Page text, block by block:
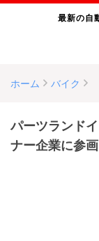
最新の自
ホーム バイク
パーツランド
ナー企業に参画